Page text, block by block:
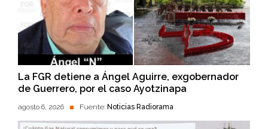
La FGR detiene a Ángel Aguirre, exgobernador
de Guerrero, por el caso Ayotzinapa
agosto 6, 2026 Fuente: Noticias Radiorama